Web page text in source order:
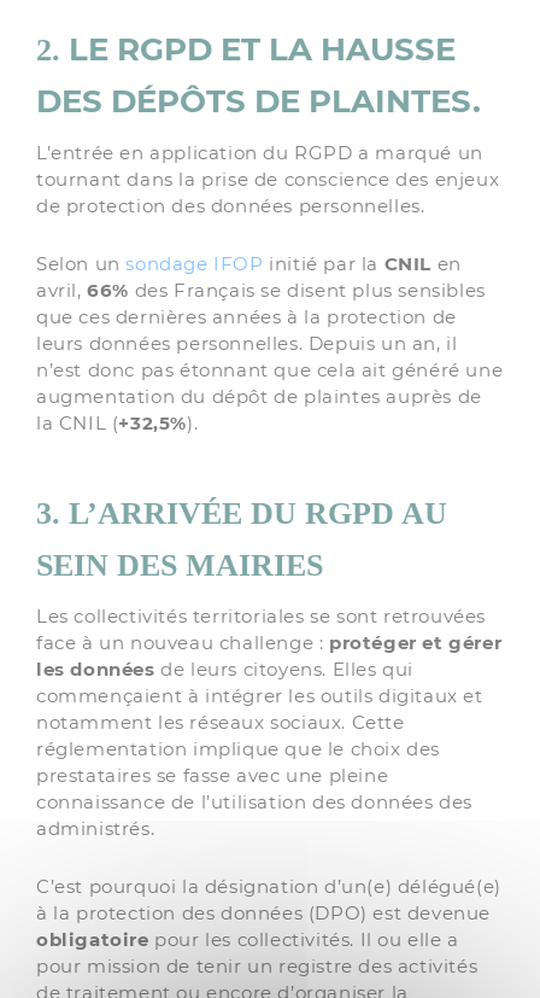
2. LE RGPD ET LA HAUSSE
DES DÉPÔTS DE PLAINTES.
L’entrée en application du RGPD a marqué un
tournant dans la prise de conscience des enjeux
de protection des données personnelles.
Selon unsondage IFOP initié par la CNIL en
avril,66% des Français se disent plus sensibles
que ces dernières années à la protection de
leurs données personnelles. Depuis un an, il
n’est donc pas étonnant que cela ait généré une
augmentation du dépôt de plaintes auprès de
la CNIL (+32,5%).
3. L’ARRIVÉE DU RGPD AU
SEIN DES MAIRIES
Les collectivités territoriales se sont retrouvées
face à un nouveau challenge : protéger et gérer
les données de leurs citoyens. Elles qui
commençaient à intégrer les outils digitaux et
notamment les réseaux sociaux. Cette
réglementation implique que le choix des
prestataires se fasse avec une pleine
connaissance de l’utilisation des données des
administrés.
C’est pourquoi la désignation d’un(e) délégué(e)
à la protection des données (DPO) est devenue
obligatoire pour les collectivités. Il ou elle a
pour mission de tenir un registre des activités
de traitement ou encore d’organiser la